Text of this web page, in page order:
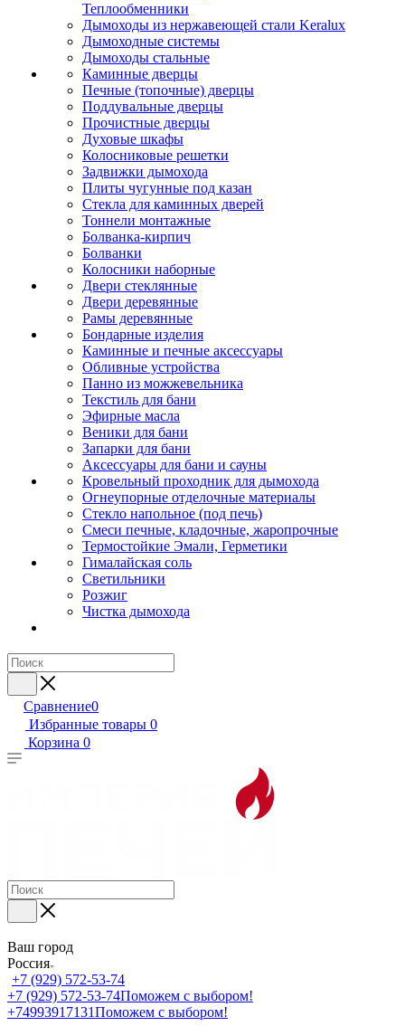
Теплообменники
Дымоходы из нержавеющей стали Keralux
Дымоходные системы
Дымоходы стальные
Каминные дверцы
Печные (топочные) дверцы
Поддувальные дверцы
Прочистные дверцы
Духовые шкафы
Колосниковые решетки
Задвижки дымохода
Плиты чугунные под казан
Стекла для каминных дверей
Тоннели монтажные
Болванка-кирпич
Болванки
Колосники наборные
Двери стеклянные
Двери деревянные
Рамы деревянные
Бондарные изделия
Каминные и печные аксессуары
Обливные устройства
Панно из можжевельника
Текстиль для бани
Эфирные масла
Веники для бани
Запарки для бани
Аксессуары для бани и сауны
Кровельный проходник для дымохода
Огнеупорные отделочные материалы
Стекло напольное (под печь)
Смеси печные, кладочные, жаропрочные
Термостойкие Эмали, Герметики
Гималайская соль
Светильники
Розжиг
Чистка дымохода
Сравнение0
Избранные товары 0
Корзина 0
Ваш город
Россия
+7 (929) 572-53-74
+7 (929) 572-53-74Поможем с выбором!
+74993917131Поможем с выбором!